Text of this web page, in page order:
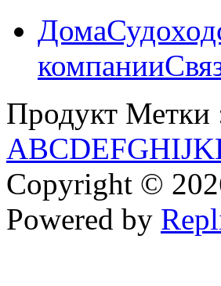
Дома
компании
Продукт Метки
ABCDEFGHIJK
Copyright ©
Powered by